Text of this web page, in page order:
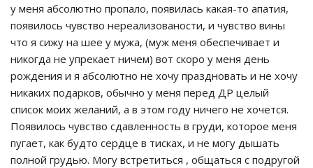
у меня абсолютно пропало, появилась какая-то апатия,
появилось чувство нереализованости, и чувство вины
что я сижу на шее у мужа, (муж меня обеспечивает и
никогда не упрекает ничем) вот скоро у меня день
рождения и я абсолютно не хочу праздновать и не хочу
никаких подарков, обычно у меня перед ДР целый
список моих желаний, а в этом году ничего не хочется.
Появилось чувство сдавленность в груди, которое меня
пугает, как будто сердце в тисках, и не могу дышать
полной грудью. Могу встретиться , общаться с подругой